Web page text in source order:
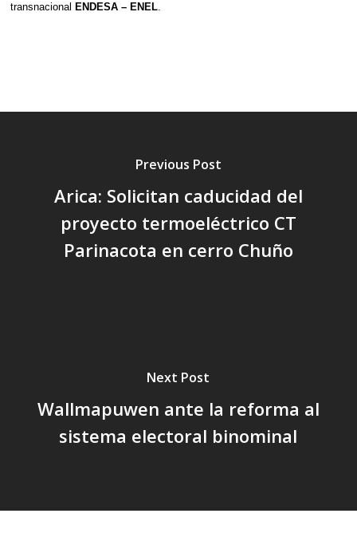
transnacional ENDESA – ENEL.
Previous Post
Arica: Solicitan caducidad del
proyecto termoeléctrico CT
Parinacota en cerro Chuño
Next Post
Wallmapuwen ante la reforma al
sistema electoral binominal